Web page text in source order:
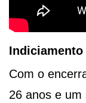
Com o
26 anos e um